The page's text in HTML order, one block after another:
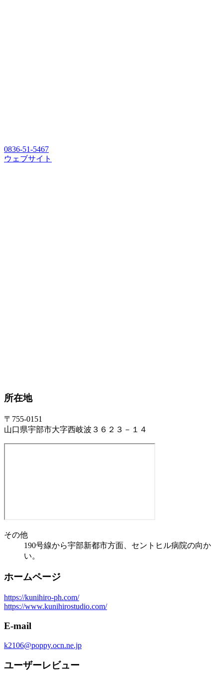
0836-51-5467
ウェブサイト
所在地
〒755-0151
山口県宇部市大字西岐波３６２３－１４
その他
190号線から宇部新都市方面、セントヒル病院の向か
い。
ホームページ
https://kunihiro-ph.com/
https://www.kunihirostudio.com/
E-mail
k2106@poppy.ocn.ne.jp
ユーザーレビュー